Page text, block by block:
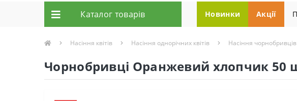
Каталог товарiв Новинки Акції
Насіння квітів Насіння однорічних квітів Насіння чорнобривців
Чорнобривці Оранжевий хлопчик 50